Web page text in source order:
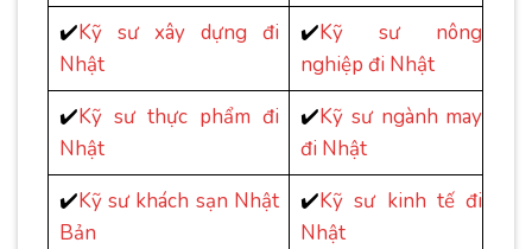
✔️Kỹ sư xây dựng đi
Nhật
✔️Kỹ sư nông
nghiệp đi Nhật
✔️Kỹ sư thực phẩm đi
Nhật
✔️Kỹ sư ngành may
đi Nhật
✔️Kỹ sư khách sạn Nhật
Bản
✔️Kỹ sư kinh tế đi
Nhật